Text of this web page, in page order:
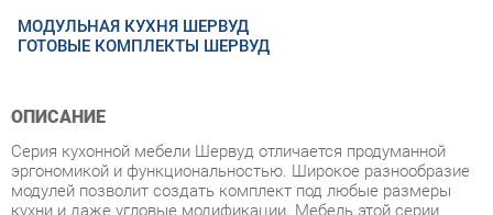
ОПИСАНИЕ
модулей позволит создать комплект под любые размеры
кухни и даже угловые модификации. Мебель этой серии
многофункциональна, эргономична, удобна, проста и
долговечна в процессе эксплуатации покрытие материалов
обеспечивает защиту от истирания, мелких сколов и